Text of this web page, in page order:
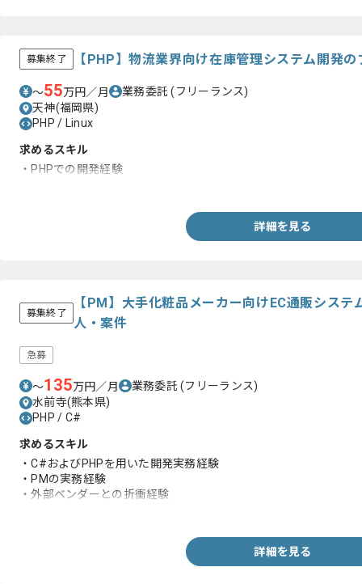
募集終了 【PHP】物流業界向け在庫管理システム開発
〜55万円／月 業務委託(フリーランス)
天神(福岡県)
PHP / Linux
求めるスキル
・PHPでの開発経験
詳細を見る
募集終了
【PM】大手化粧品メーカー向けEC通販システ
人・案件
急募
〜135万円／月 業務委託(フリーランス)
水前寺(熊本県)
PHP / C#
求めるスキル
・C#およびPHPを用いた開発実務経験
・PMの実務経験
・外部ベンダーとの折衝経験
詳細を見る